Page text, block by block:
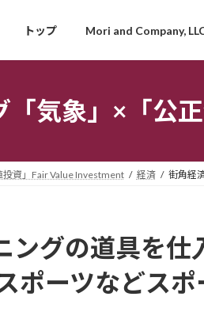
トップ Mori and Company,
「気象」×「公
資」Fair Value Investment 経済 街角経
ングの道具を仕
ポーツなどス